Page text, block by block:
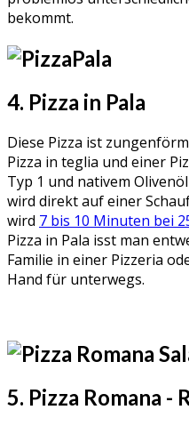
bekommt.
4. Pizza in Pala
Diese Pizza ist
Pizza in teglia und einer
Typ 1 und nativem
wird direkt auf einer
wird 7 bis 10 Minuten bei
Pizza in Pala isst man
Familie in einer Pizzeria
Hand für unterwegs.
5. Pizza Romana -